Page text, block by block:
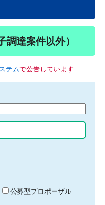
調達案件以外）
テムで公告しています
公募型プロポーザル